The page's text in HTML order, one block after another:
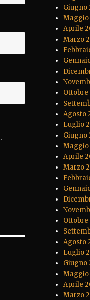
Giugno
Maggio
Aprile
Marzo
Ottobre
Agosto
Luglio
Giugno
Maggio
Aprile
Marzo
Ottobre
Agosto
Luglio
Giugno
Maggio
Aprile
Marzo